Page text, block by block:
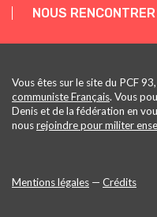
NOUS RENCONTRER
Vous êtes sur le site du PCF
communiste Français. Vous
Denis et de la fédération en
nousrejoindre pour militer
Mentions légales — Crédits